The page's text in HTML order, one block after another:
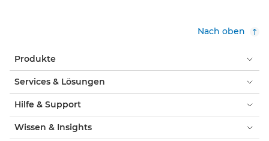
Nach oben
Produkte
Services & Lösungen
Hilfe & Support
Wissen & Insights